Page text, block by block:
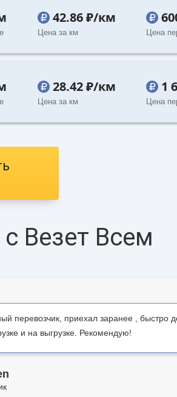
42.86 ₽/км
Цена за км Цена
28.42 ₽/км
Цена за км
1
Цена
Везет Всем
перевозчик, приехал заранее , быстро
и на выгрузке. Рекомендую!